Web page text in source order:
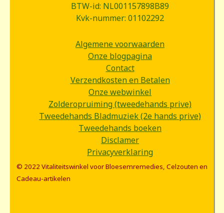
BTW-id: NL001157898B89
Kvk-nummer: 01102292
Algemene voorwaarden
Onze blogpagina
Contact
Verzendkosten en Betalen
Onze webwinkel
Zolderopruiming (tweedehands prive)
Tweedehands Bladmuziek (2e hands prive)
Tweedehands boeken
Disclamer
Privacyverklaring
© 2022 Vitaliteitswinkel voor Bloesemremedies, Celzouten en
Cadeau-artikelen